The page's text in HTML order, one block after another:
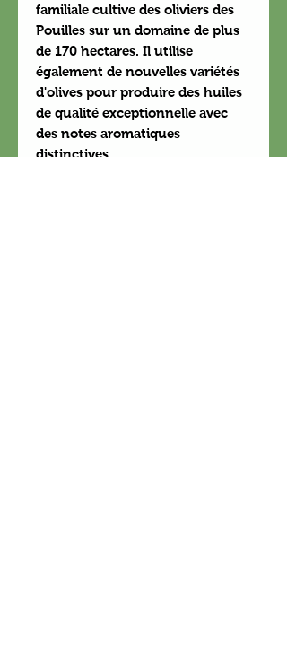
familiale cultive des oliviers des
Pouilles sur un domaine de plus
de 170 hectares. Il utilise
également de nouvelles variétés
d'olives pour produire des huiles
de qualité exceptionnelle avec
des notes aromatiques
distinctives.